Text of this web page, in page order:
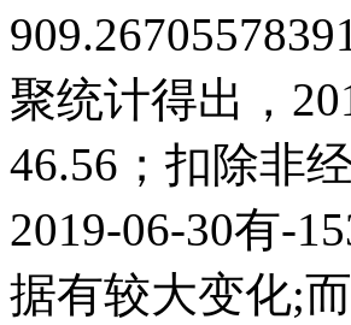
聚统计得出，
46.56；扣除非
2019-06-30有-
据有较大变化;